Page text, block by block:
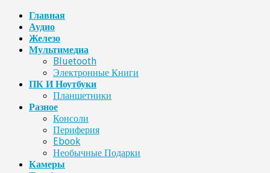
Главная
Аудио
Железо
Мультимедиа
Bluetooth
Электронные Книги
ПК И Ноутбуки
Планшетники
Разное
Консоли
Периферия
Ebook
Необычные Подарки
Камеры